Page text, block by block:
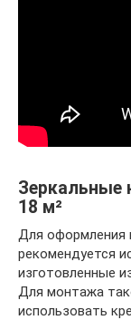
Зеркальные
18 м²
Для оформления
рекомендуется
изготовленные
Для монтажа
использовать